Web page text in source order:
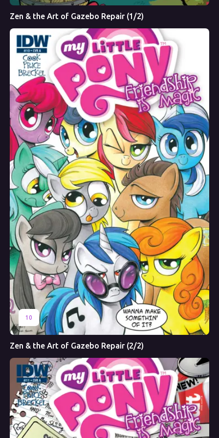
Zen & the Art of Gazebo Repair (1/2)
10
Zen & the Art of Gazebo Repair (2/2)